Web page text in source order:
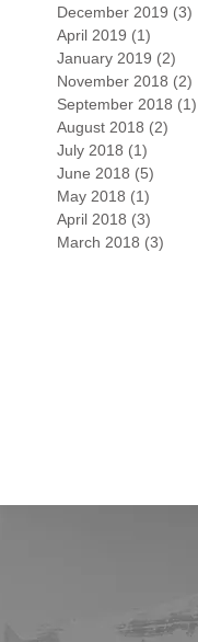
December 2019 (3)
April 2019 (1)
January 2019 (2)
November 2018 (2)
September 2018 (1)
August 2018 (2)
July 2018 (1)
June 2018 (5)
May 2018 (1)
April 2018 (3)
March 2018 (3)